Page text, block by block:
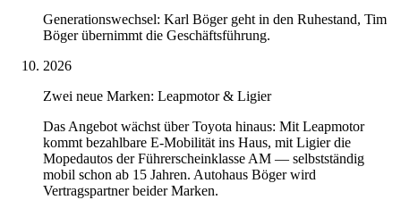
Generationswechsel: Karl Böger geht in den Ruhestand, Tim
Böger übernimmt die Geschäftsführung.
2026
Zwei neue Marken: Leapmotor & Ligier
Das Angebot wächst über Toyota hinaus: Mit Leapmotor
kommt bezahlbare E-Mobilität ins Haus, mit Ligier die
Mopedautos der Führerscheinklasse AM — selbstständig
mobil schon ab 15 Jahren. Autohaus Böger wird
Vertragspartner beider Marken.